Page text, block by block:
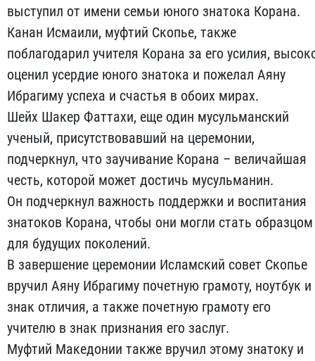
выступил от имени семьи юного знатока Корана.
Канан Исмаили, муфтий Скопье, также
поблагодарил учителя Корана за его усилия,
оценил усердие юного знатока и пожелал Аяну
Ибрагиму успеха и счастья в обоих мирах.
Шейх Шакер Фаттахи, еще один мусульманский
ученый, присутствовавший на церемонии,
подчеркнул, что заучивание Корана – величайшая
честь, которой может достичь мусульманин.
Он подчеркнул важность поддержки и воспитания
знатоков Корана, чтобы они могли стать образцом
для будущих поколений.
В завершение церемонии Исламский совет Скопье
вручил Аяну Ибрагиму почетную грамоту, ноутбук и
знак отличия, а также почетную грамоту его
учителю в знак признания его заслуг.
Муфтий Македонии также вручил этому знатоку и